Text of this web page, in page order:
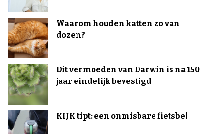
Waarom houden katten zo van
dozen?
Dit vermoeden van Darwin is na 150
jaar eindelijk bevestigd
KIJK tipt: een onmisbare fietsbel